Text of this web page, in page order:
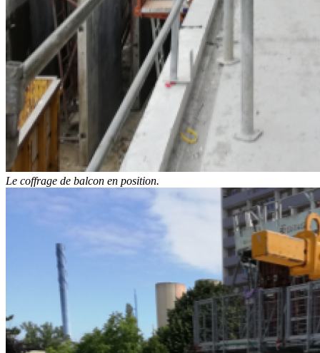
Le coffrage de balcon en position.